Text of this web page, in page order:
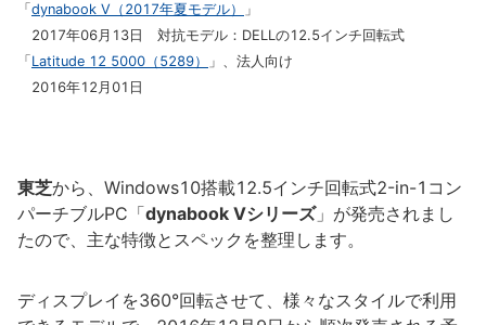
「 dynabook V（2017年夏モデル）
」
2017年06月13日 対抗モデル：DELLの12.5インチ回転式
「 Latitude 12 5000（5289）
」、法人向け
2016年12月01日
東芝から、Windows10搭載12.5インチ回転式2-in-1コン
パーチブルPC「dynabook Vシリーズ」が発売されまし
たので、主な特徴とスペックを整理します。
ディスプレイを360°回転させて、様々なスタイルで利用